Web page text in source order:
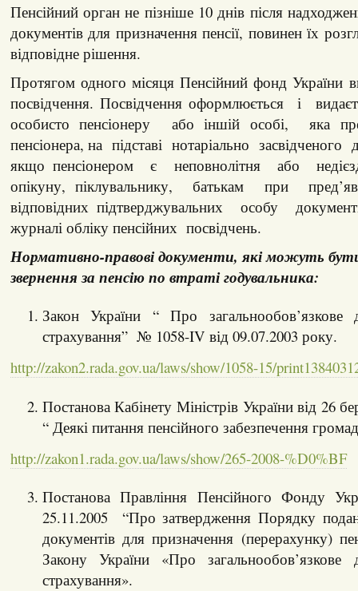
Пенсійний орган не пізніше 10 днів після
документів для призначення пенсії, повинен їх
відповідне рішення.
Протягом одного місяця Пенсійний фонд України
посвідчення. Посвідчення оформлюється і
особисто пенсіонеру або іншій особі, яка
пенсіонера, на підставі нотаріально засвідченого
якщо пенсіонером є неповнолітня або
опікуну, піклувальнику, батькам при
відповідних підтверджувальних особу
журналі обліку пенсійних посвідчень.
Нормативно-правові документи, які можуть
звернення за пенсію по втраті годувальника:
Закон України “ Про загальнообов’язкове
страхування” № 1058-IV від 09.07.2003 року.
http://zakon2.rada.gov.ua/laws/show/1058-15/
Постанова Кабінету Міністрів України від 26
“ Деякі питання пенсійного забезпечення
http://zakon1.rada.gov.ua/laws/show/265-2008-%D0%BF
Постанова Правління Пенсійного Фонду
25.11.2005 “Про затвердження Порядку
документів для призначення (перерахунку)
Закону України «Про загальнообов’язкове
страхування».